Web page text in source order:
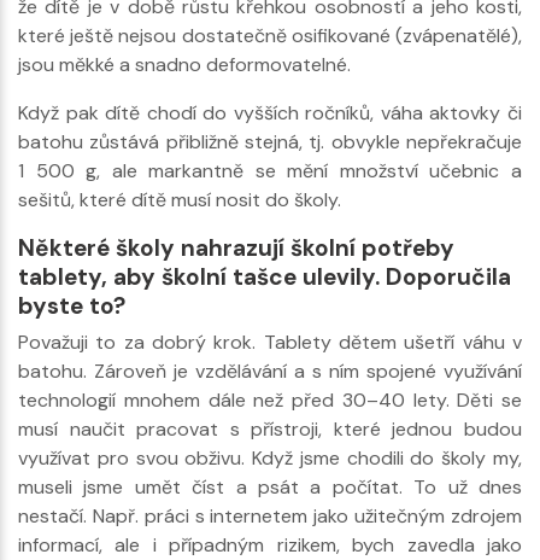
že dítě je v době růstu křehkou osobností a jeho kosti,
které ještě nejsou dostatečně osifikované (zvápenatělé),
jsou měkké a snadno deformovatelné.
Když pak dítě chodí do vyšších ročníků, váha aktovky či
batohu zůstává přibližně stejná, tj. obvykle nepřekračuje
1 500 g, ale markantně se mění množství učebnic a
sešitů, které dítě musí nosit do školy.
Některé školy nahrazují školní potřeby
tablety, aby školní tašce ulevily. Doporučila
byste to?
Považuji to za dobrý krok. Tablety dětem ušetří váhu v
batohu. Zároveň je vzdělávání a s ním spojené využívání
technologií mnohem dále než před 30–40 lety. Děti se
musí naučit pracovat s přístroji, které jednou budou
využívat pro svou obživu. Když jsme chodili do školy my,
museli jsme umět číst a psát a počítat. To už dnes
nestačí. Např. práci s internetem jako užitečným zdrojem
informací, ale i případným rizikem, bych zavedla jako